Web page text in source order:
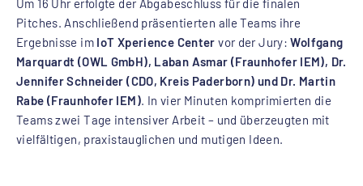
Um 16 Uhr erfolgte der Abgabeschluss für die finalen
Pitches. Anschließend präsentierten alle Teams ihre
Ergebnisse im IoT Xperience Centervor der Jury:Wolfgang
Marquardt (OWL GmbH), Laban Asmar (Fraunhofer IEM), Dr.
Jennifer Schneider (CDO, Kreis Paderborn) und Dr. Martin
Rabe (Fraunhofer IEM). In vier Minuten komprimierten die
Teams zwei Tage intensiver Arbeit – und überzeugten mit
vielfältigen, praxistauglichen und mutigen Ideen.